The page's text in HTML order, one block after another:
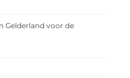
Gelderland voor de